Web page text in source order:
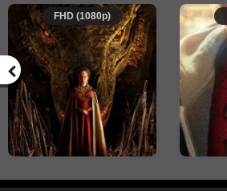
FHD (1080p)